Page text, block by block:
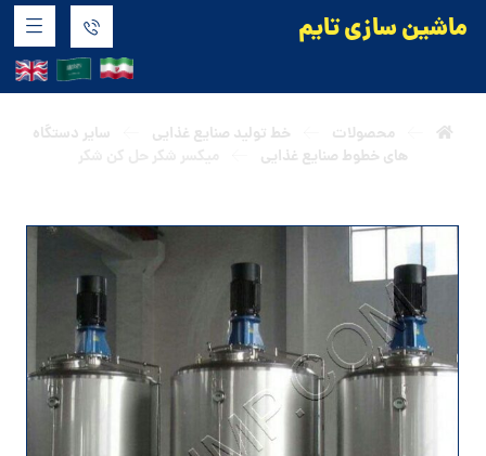
ماشین سازی تایم
محصولات خط تولید صنایع غذایی
سایر دستگاه
های خطوط صنایع غذایی